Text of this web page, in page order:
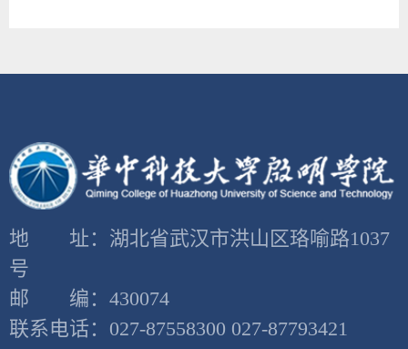
地 址：湖北省武汉市洪山区珞喻路1037
号
邮 编：430074
联系电话：027-87558300 027-87793421